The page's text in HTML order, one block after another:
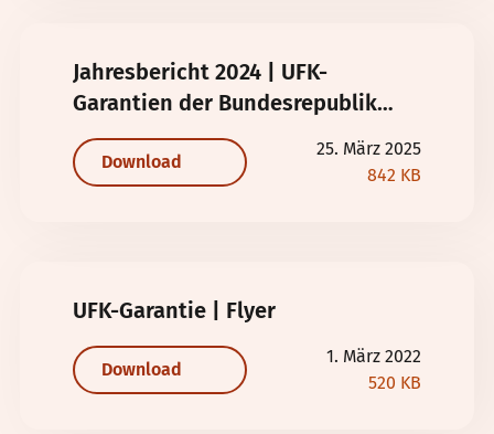
Jahresbericht 2024 | UFK-
Garantien der Bundesrepublik
Deutschland
Download
25. März 2025
842 KB
UFK-Garantie | Flyer
Download
1. März 2022
520 KB